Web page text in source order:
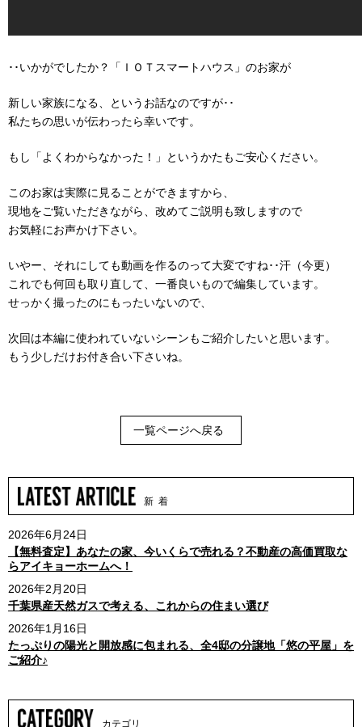
･･いかがでしたか？「ＩＯＴスマートハウス」のお家が
新しい家族になる、というお話なのですが･･
私たちの思いが伝わったら幸いです。
もし「よくわからなかった！」というかたもご安心ください。
このお家は実際に見ることができますから、
現地をご覧いただきながら、改めてご説明も致しますので
お気軽にお声かけ下さい。
いやー、それにしても動画を作るのって大変ですね･･汗（今更）
これでも何回も取り直して、一番良いもので編集しています。
せっかく撮ったのにもったいないので、
次回は本編に使われていないシーンもご紹介したいと思います。
もう少しだけお付き合い下さいね。
一覧ページへ戻る
新 着
2026年6月24日
【無料査定】あなたの家、今いくらで売れる？不動産の高価買取な
らアイキョーホームへ！
2026年2月20日
千葉県産天然ガスで考える、これからの住まい選び
2026年1月16日
たっぷりの陽光と開放感に包まれる、全4邸の分譲地「悠の平屋」を
ご紹介♪
カテゴリ